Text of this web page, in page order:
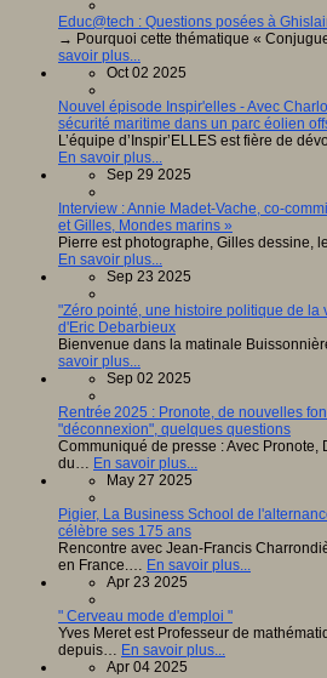
Educ@tech : Questions posées à
→ Pourquoi cette thématique «
savoir plus...
Oct 02 2025
Nouvel épisode Inspir'elles - Avec
sécurité maritime dans un parc éolien
L’équipe d’Inspir’ELLES est fière de
En savoir plus...
Sep 29 2025
Interview : Annie Madet-Vache, co-
et Gilles, Mondes marins »
Pierre est photographe, Gilles dessine,
En savoir plus...
Sep 23 2025
"Zéro pointé, une histoire politique de la
d'Eric Debarbieux
Bienvenue dans la matinale
savoir plus...
Sep 02 2025
Rentrée 2025 : Pronote, de nouvelles
"déconnexion", quelques questions
Communiqué de presse : Avec Pronote,
du… En savoir plus...
May 27 2025
Pigier, La Business School de
célèbre ses 175 ans
Rencontre avec Jean-Francis
en France.… En savoir plus...
Apr 23 2025
" Cerveau mode d'emploi "
Yves Meret est Professeur de
depuis… En savoir plus...
Apr 04 2025